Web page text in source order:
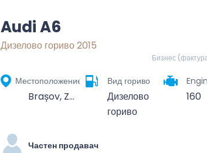
Audi A6
Дизелово гориво 2015
Бизнес
Местоположение
Brașov, Zona Metropolitană Brașov, Brașov, România
Вид гориво
Дизелово
гориво
160
Частен продавач